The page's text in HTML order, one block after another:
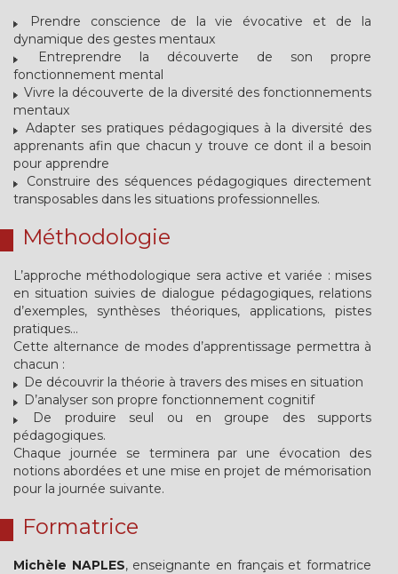
Prendre conscience de la vie évocative et de la
dynamique des gestes mentaux
Entreprendre la découverte de son propre
fonctionnement mental
Vivre la découverte de la diversité des fonctionnements
mentaux
Adapter ses pratiques pédagogiques à la diversité des
apprenants afin que chacun y trouve ce dont il a besoin
pour apprendre
Construire des séquences pédagogiques directement
transposables dans les situations professionnelles.
Méthodologie
L’approche méthodologique sera active et variée : mises
en situation suivies de dialogue pédagogiques, relations
d’exemples, synthèses théoriques, applications, pistes
pratiques…
Cette alternance de modes d’apprentissage permettra à
chacun :
De découvrir la théorie à travers des mises en situation
D’analyser son propre fonctionnement cognitif
De produire seul ou en groupe des supports
pédagogiques.
Chaque journée se terminera par une évocation des
notions abordées et une mise en projet de mémorisation
pour la journée suivante.
Formatrice
Michèle NAPLES, enseignante en français et formatrice